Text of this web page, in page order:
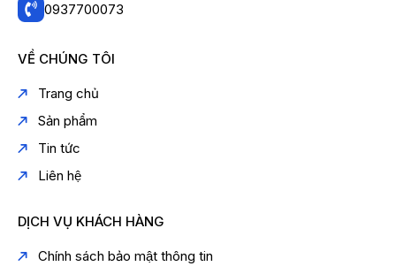
0937700073
VỀ CHÚNG TÔI
Trang chủ
Sản phẩm
Tin tức
Liên hệ
DỊCH VỤ KHÁCH HÀNG
Chính sách bảo mật thông tin